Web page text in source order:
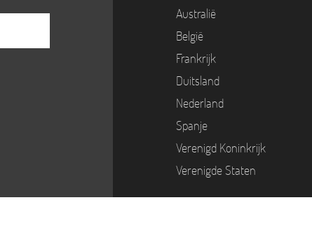
Australië
België
Frankrijk
Duitsland
Nederland
Spanje
Verenigd Koninkrijk
Verenigde Staten